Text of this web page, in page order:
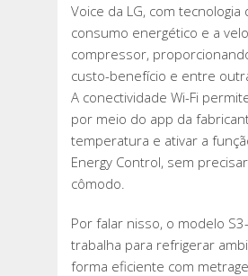
Voice da LG, com tecnologia
consumo energético e a
compressor,
custo-benefício e entre
A conectividade Wi-Fi
por meio do app da
temperatura e ativar a
Energy Control, sem
cômodo.
Por falar nisso, o modelo
trabalha para refrigerar
forma eficiente com